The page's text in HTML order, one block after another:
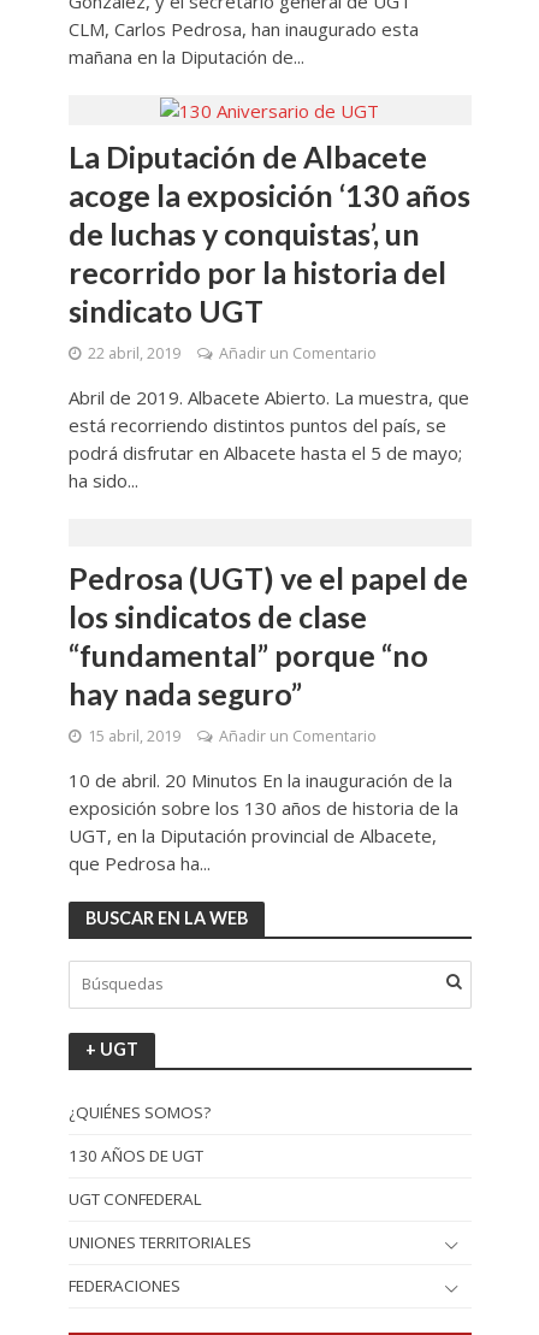
CLM, Carlos Pedrosa, han inaugurado esta
mañana en la Diputación de...
La Diputación de Albacete
acoge la exposición ‘130 años
de luchas y conquistas’, un
recorrido por la historia del
sindicato UGT
22 abril, 2019 Añadir un Comentario
Abril de 2019. Albacete Abierto. La muestra, que
está recorriendo distintos puntos del país, se
podrá disfrutar en Albacete hasta el 5 de mayo;
ha sido...
Pedrosa (UGT) ve el papel de
los sindicatos de clase
“fundamental” porque “no
hay nada seguro”
15 abril, 2019 Añadir un Comentario
10 de abril. 20 Minutos En la inauguración de la
exposición sobre los 130 años de historia de la
UGT, en la Diputación provincial de Albacete,
que Pedrosa ha...
BUSCAR EN LA WEB
+ UGT
¿QUIÉNES SOMOS?
130 AÑOS DE UGT
UGT CONFEDERAL
UNIONES TERRITORIALES
FEDERACIONES